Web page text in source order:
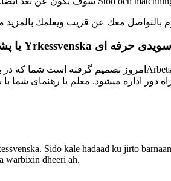
معك عن قريب ويعلمك بالمزيد
سویدی حرفه ای Yrkessvenska یا
امروز تصمیم گرفته است شما که در
Sido kale hadaad ku jirto
warbixin dheeri ah.